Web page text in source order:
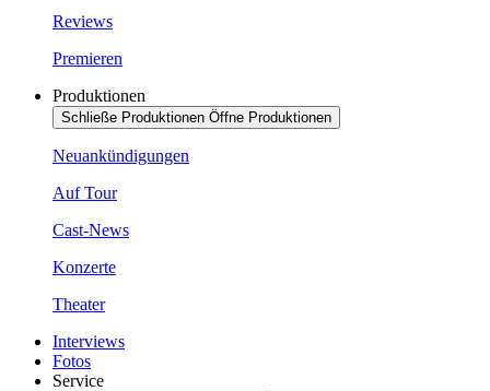
Reviews
Premieren
Produktionen
Schließe Produktionen Öffne Produktionen
Neuankündigungen
Auf Tour
Cast-News
Konzerte
Theater
Interviews
Fotos
Service